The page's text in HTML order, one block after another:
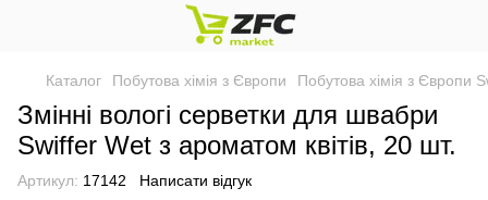
Каталог Побутова хімія з Європи Побутова хімія з Європи
Змінні вологі серветки для швабри
Swiffer Wet з ароматом квітів, 20 шт.
Артикул: 17142 Написати відгук